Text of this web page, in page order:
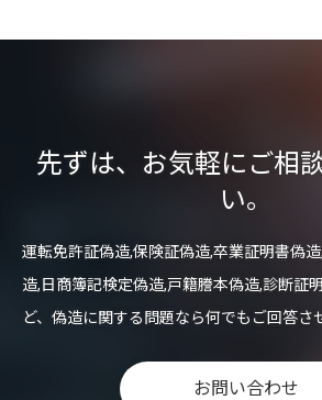
先ずは、お気軽にご相
い。
運転免許証偽造,保険証偽造,卒業証明書偽
造,日商簿記検定偽造,戸籍謄本偽造,診断証
ど、偽造に関する問題なら何でもご回答さ
お問い合わせ